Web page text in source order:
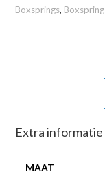
Boxsprings,
Extra informatie
MAAT